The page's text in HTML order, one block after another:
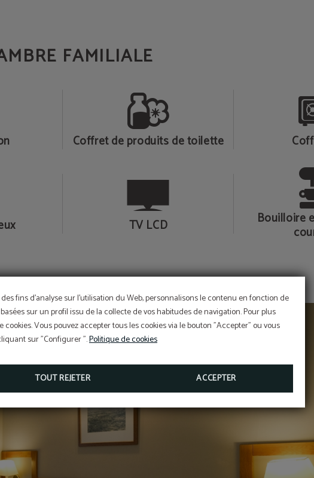
fins d'analyse sur l'utilisation du Web, personnalisons le contenu en fonction de
sur un profil issu de la collecte de vos habitudes de navigation. Pour plus
Vous pouvez accepter tous les cookies via le bouton "Accepter" ou vous
sur "Configurer ".Politique de cookies
TOUT REJETER ACCEPTER
FAMILIALE
Coffret de produits de toilette
TV LCD Bouilloire